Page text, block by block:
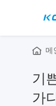
메
기
가